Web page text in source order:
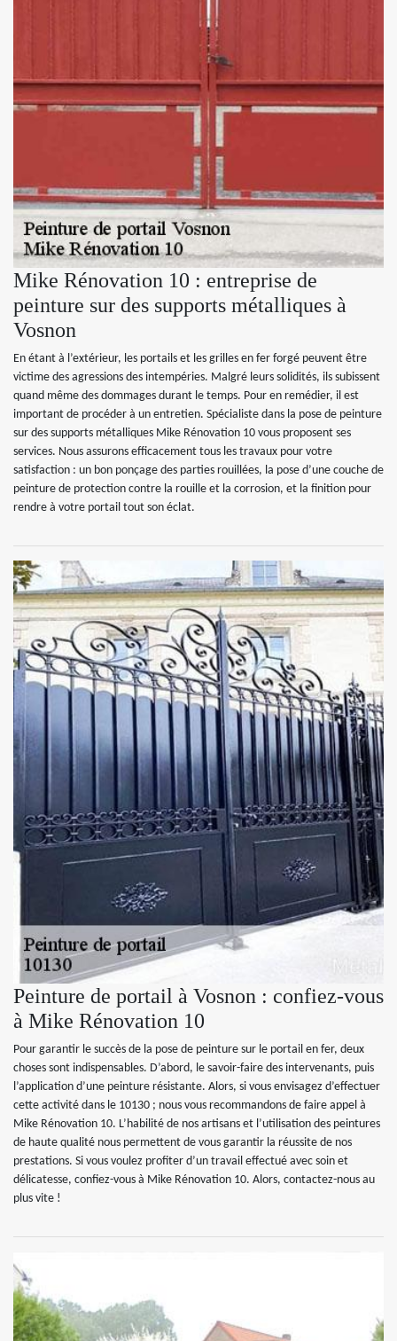
Mike Rénovation 10 : entreprise de
peinture sur des supports métalliques à
Vosnon
En étant à l’extérieur, les portails et les grilles en fer forgé peuvent être
victime des agressions des intempéries. Malgré leurs solidités, ils subissent
quand même des dommages durant le temps. Pour en remédier, il est
important de procéder à un entretien. Spécialiste dans la pose de peinture
sur des supports métalliques Mike Rénovation 10 vous proposent ses
services. Nous assurons efficacement tous les travaux pour votre
satisfaction : un bon ponçage des parties rouillées, la pose d’une couche de
peinture de protection contre la rouille et la corrosion, et la finition pour
rendre à votre portail tout son éclat.
Peinture de portail à Vosnon : confiez-vous
à Mike Rénovation 10
Pour garantir le succès de la pose de peinture sur le portail en fer, deux
choses sont indispensables. D’abord, le savoir-faire des intervenants, puis
l’application d’une peinture résistante. Alors, si vous envisagez d’effectuer
cette activité dans le 10130 ; nous vous recommandons de faire appel à
Mike Rénovation 10. L’habilité de nos artisans et l’utilisation des peintures
de haute qualité nous permettent de vous garantir la réussite de nos
prestations. Si vous voulez profiter d’un travail effectué avec soin et
délicatesse, confiez-vous à Mike Rénovation 10. Alors, contactez-nous au
plus vite !